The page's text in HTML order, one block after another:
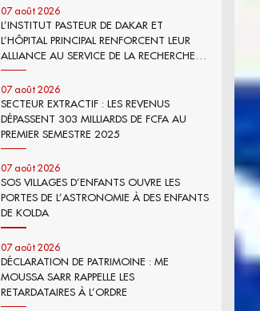
07 août 2026
L’INSTITUT PASTEUR DE DAKAR ET
L’HÔPITAL PRINCIPAL RENFORCENT LEUR
ALLIANCE AU SERVICE DE LA RECHERCHE
ET DE L’INNOVATION
07 août 2026
SECTEUR EXTRACTIF : LES REVENUS
DÉPASSENT 303 MILLIARDS DE FCFA AU
PREMIER SEMESTRE 2025
07 août 2026
SOS VILLAGES D’ENFANTS OUVRE LES
PORTES DE L’ASTRONOMIE À DES ENFANTS
DE KOLDA
07 août 2026
DÉCLARATION DE PATRIMOINE : ME
MOUSSA SARR RAPPELLE LES
RETARDATAIRES À L’ORDRE